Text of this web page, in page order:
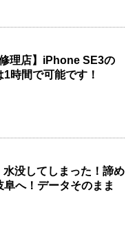
理店】iPhone SE3の
時間で可能です！
水没してしまった！諦め
へ！データそのまま